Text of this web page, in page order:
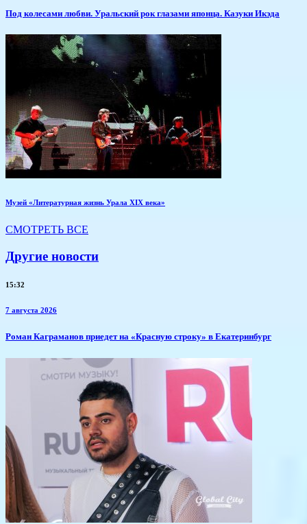
Под колесами любви. Уральский рок глазами японца. Казуки Икэда
Музей «Литературная жизнь Урала XIX века»
СМОТРЕТЬ ВСЕ
Другие новости
15:32
7 августа 2026
​Роман Каграманов приедет на «Красную строку» в Екатеринбург